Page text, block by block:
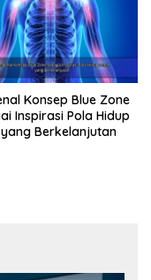
Konsep Blue Zone
Inspirasi Pola Hidup
Berkelanjutan